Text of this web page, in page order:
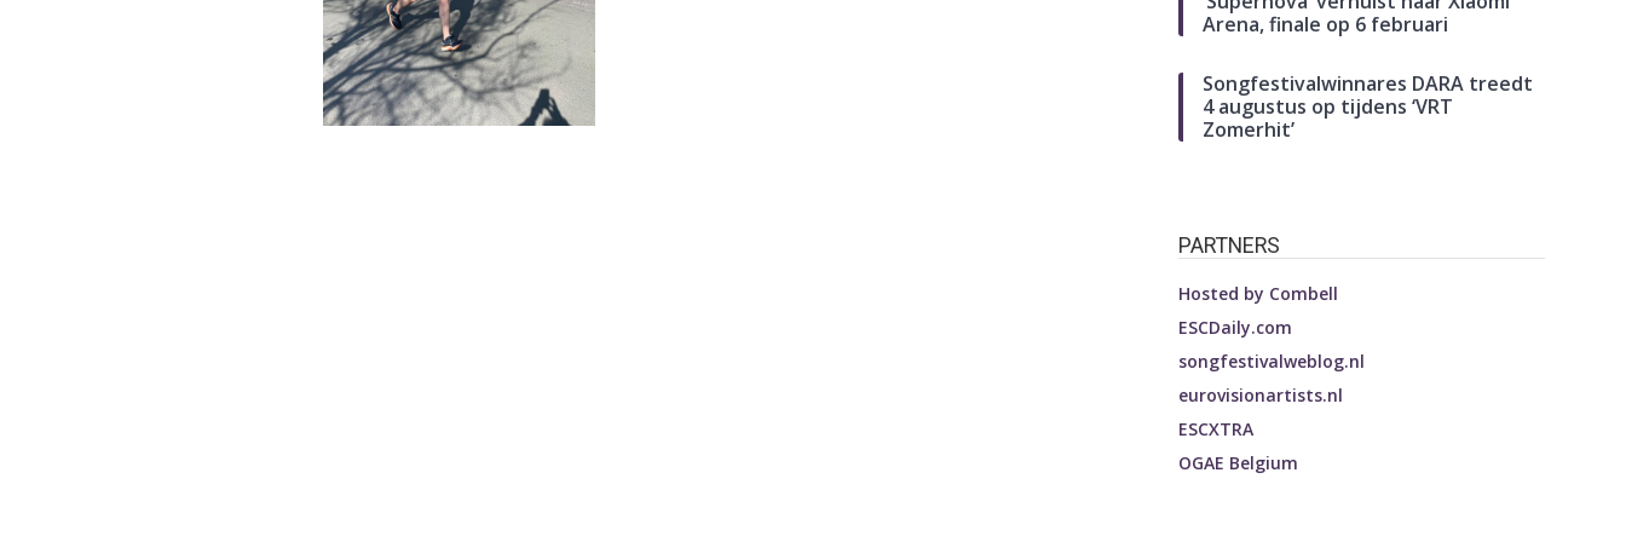
Liliane Saint-Pierre - Soldiers of Love
België dat net naast de overwinning
grijpt in 2003.
Arena, finale op 6 februari
Songfestivalwinnares DARA treedt
4 augustus op tijdens ‘VRT
Zomerhit’
PARTNERS
Hosted by Combell
ESCDaily.com
songfestivalweblog.nl
eurovisionartists.nl
ESCXTRA
OGAE Belgium